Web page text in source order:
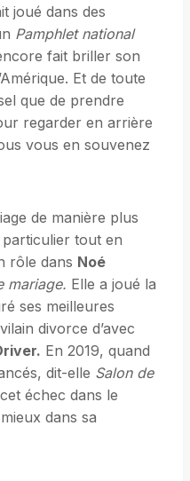
joué dans des
Pamphlet national
fait briller son
Et de toute
que de prendre
regarder en arrière
vous en souvenez
de manière plus
tout en
rôle dans Noé
mariage. Elle a joué la
ses meilleures
divorce d’avec
En 2019, quand
dit-elle Salon de
cet échec dans le
dans sa